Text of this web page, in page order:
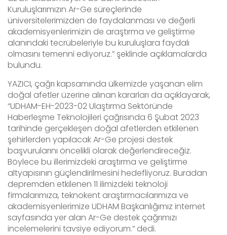
Kuruluşlarımızın Ar-Ge süreçlerinde
üniversitelerimizden de faydalanması ve değerli
akademisyenlerimizin de araştırma ve geliştirme
alanındaki tecrübeleriyle bu kuruluşlara faydalı
olmasını temenni ediyoruz.” şeklinde açıklamalarda
bulundu.
YAZICI, çağrı kapsamında ülkemizde yaşanan elim
doğal afetler üzerine alınan kararları da açıklayarak,
“UDHAM-EH-2023-02 Ulaştırma Sektöründe
Haberleşme Teknolojileri çağrısında 6 Şubat 2023
tarihinde gerçekleşen doğal afetlerden etkilenen
şehirlerden yapılacak Ar-Ge projesi destek
başvurularını öncelikli olarak değerlendireceğiz.
Böylece bu illerimizdeki araştırma ve geliştirme
altyapısının güçlendirilmesini hedefliyoruz. Buradan
depremden etkilenen 11 ilimizdeki teknoloji
firmalarımıza, teknokent araştırmacılarımıza ve
akademisyenlerimize UDHAM Başkanlığımız internet
sayfasında yer alan Ar-Ge destek çağrımızı
incelemelerini tavsiye ediyorum.” dedi.